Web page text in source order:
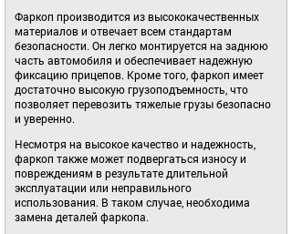
Фаркоп производится из высококачественных
материалов и отвечает всем стандартам
безопасности. Он легко монтируется на заднюю
часть автомобиля и обеспечивает надежную
фиксацию прицепов. Кроме того, фаркоп имеет
достаточно высокую грузоподъемность, что
позволяет перевозить тяжелые грузы безопасно
и уверенно.
Несмотря на высокое качество и надежность,
фаркоп также может подвергаться износу и
повреждениям в результате длительной
эксплуатации или неправильного
использования. В таком случае, необходима
замена деталей фаркопа.